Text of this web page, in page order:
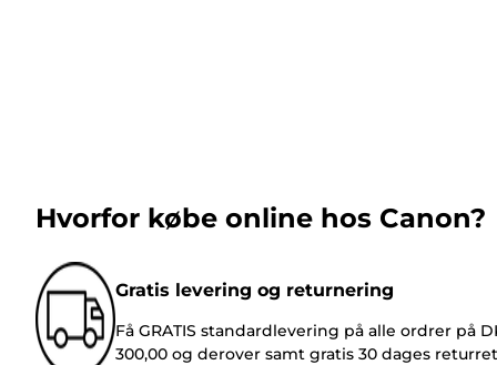
Hvorfor købe online hos Canon?
Gratis levering og returnering
Få GRATIS standardlevering på alle ordrer på
300,00 og derover samt gratis 30 dages